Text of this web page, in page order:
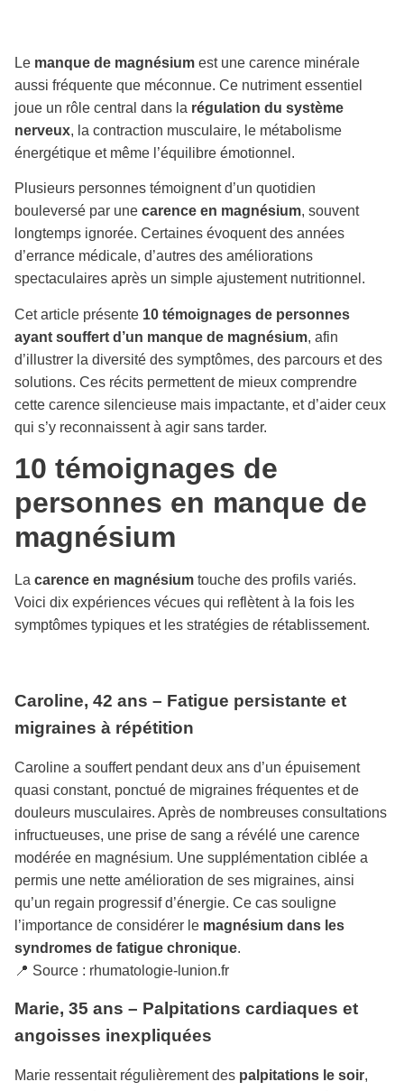
Le manque de magnésium est une carence minérale
aussi fréquente que méconnue. Ce nutriment essentiel
joue un rôle central dans la régulation du système
nerveux, la contraction musculaire, le métabolisme
énergétique et même l’équilibre émotionnel.
Plusieurs personnes témoignent d’un quotidien
bouleversé par une carence en magnésium, souvent
longtemps ignorée. Certaines évoquent des années
d’errance médicale, d’autres des améliorations
spectaculaires après un simple ajustement nutritionnel.
Cet article présente 10 témoignages de personnes
ayant souffert d’un manque de magnésium, afin
d’illustrer la diversité des symptômes, des parcours et des
solutions. Ces récits permettent de mieux comprendre
cette carence silencieuse mais impactante, et d’aider ceux
qui s’y reconnaissent à agir sans tarder.
10 témoignages de
personnes en manque de
magnésium
La carence en magnésium touche des profils variés.
Voici dix expériences vécues qui reflètent à la fois les
symptômes typiques et les stratégies de rétablissement.
Caroline, 42 ans – Fatigue persistante et
migraines à répétition
Caroline a souffert pendant deux ans d’un épuisement
quasi constant, ponctué de migraines fréquentes et de
douleurs musculaires. Après de nombreuses consultations
infructueuses, une prise de sang a révélé une carence
modérée en magnésium. Une supplémentation ciblée a
permis une nette amélioration de ses migraines, ainsi
qu’un regain progressif d’énergie. Ce cas souligne
l’importance de considérer le magnésium dans les
syndromes de fatigue chronique.
📍 Source : rhumatologie-lunion.fr
Marie, 35 ans – Palpitations cardiaques et
angoisses inexpliquées
Marie ressentait régulièrement des palpitations le soir,